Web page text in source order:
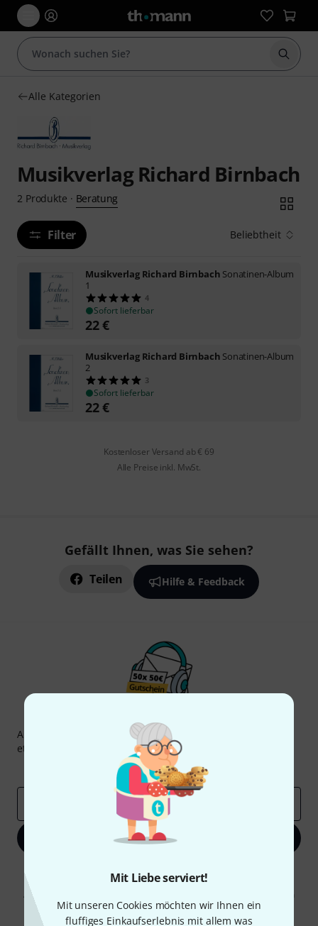
Mit Liebe serviert!
Mit unseren Cookies möchten wir Ihnen ein
fluffiges Einkaufserlebnis mit allem was
Suche
Alle Kategorien
Musikverlag Richard Birnbach
2 Produkte · Beratung
Filter Beliebtheit
Musikverlag Richard Birnbach Sonatinen-Album
1
4
Sofort lieferbar
22€
Musikverlag Richard Birnbach Sonatinen-Album
2
3
Sofort lieferbar
22€
Kostenloser Versand ab € 69
Alle Preise inkl. MwSt.
Gefällt Ihnen, was Sie sehen?
Teilen Hilfe & Feedback
Abonniere den Thomann Newsletter und gewinne mit
etwas Glück einen von
50 Gutscheinen
Inspirierende Beiträge
Deals Thomann Insights
Jetzt anmelden
Mit Klick auf „Jetzt anmelden“ stimmen Sie dem Erhalt von E-Mail-
Werbung und einer Messung des E-Mail-Nutzungsverhaltens zu. Die
Abmeldung ist jederzeit möglich. Weitere Informationen finden Sie in
unserenDatenschutzhinweisen.